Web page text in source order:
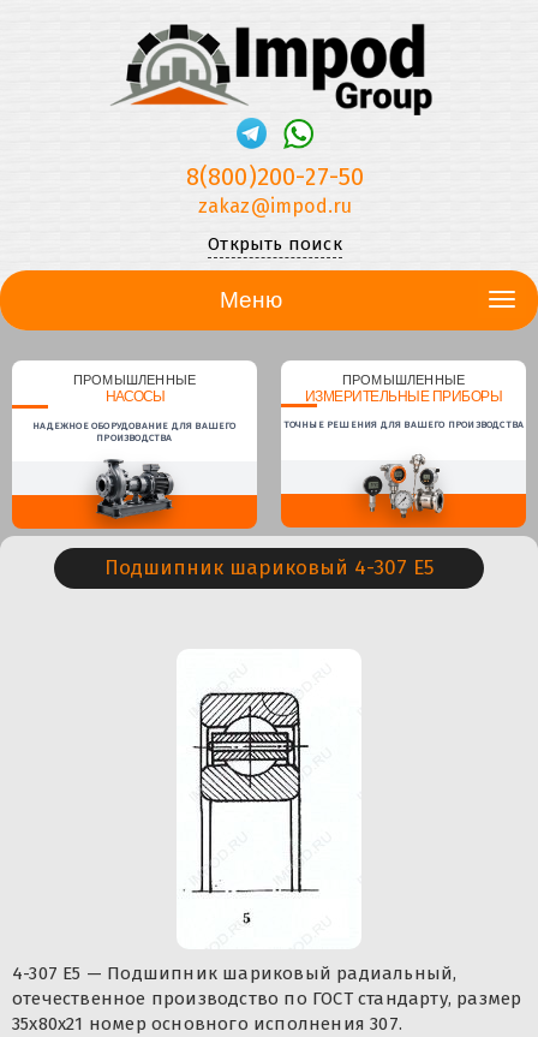
8(800)200-27-50
zakaz@impod.ru
Открыть поиск
Меню
ПРОМЫШЛЕННЫЕ
НАСОСЫ
НАДЕЖНОЕ ОБОРУДОВАНИЕ ДЛЯ ВАШЕГО
ПРОИЗВОДСТВА
ПРОМЫШЛЕННЫЕ
ИЗМЕРИТЕЛЬНЫЕ ПРИБОРЫ
ТОЧНЫЕ РЕШЕНИЯ ДЛЯ ВАШЕГО ПРОИЗВОДСТВА
Подшипник шариковый 4-307 Е5
4-307 Е5 — Подшипник шариковый радиальный,
отечественное производство по ГОСТ стандарту, размер
35x80x21 номер основного исполнения 307.